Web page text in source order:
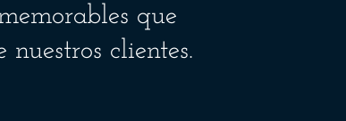
que
clientes.